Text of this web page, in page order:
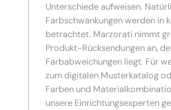
Unterschiede aufweisen.
Farbschwankungen werden in
betrachtet. Marzorati nimmt
Produkt-Rücksendungen an,
Farbabweichungen liegt. Für
zum digitalen Musterkatalog
Farben und
unsere Einrichtungsexperten